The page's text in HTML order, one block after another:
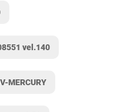
vel.140
MERCURY